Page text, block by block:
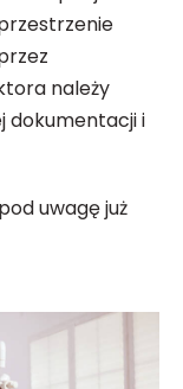
należy
dokumentacji i
uwagę już